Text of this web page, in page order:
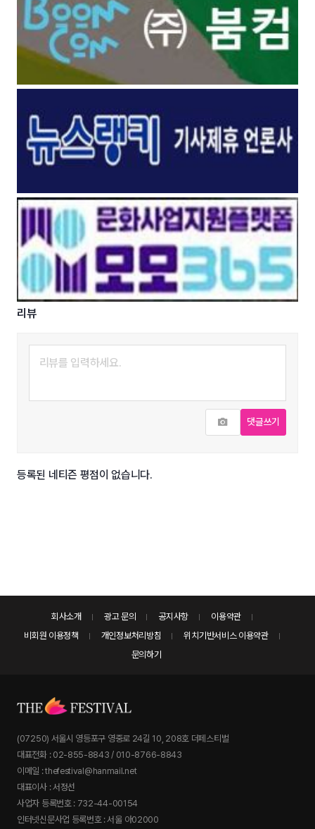
리뷰
사진추가
댓글쓰기
등록된 네티즌 평점이 없습니다.
회사소개 광고 문의 공지사항
이용약관
비회원 이용정책
개인정보처리방침
위치기반서비스 이용약관
문의하기
(07250) 서울시 영등포구 영중로 24길 10, 208호 더페스티벌
대표전화 : 02-855-8843 / 010-8766-8843
이메일 : thefestival@hanmail.net
대표이사 : 서정선
사업자 등록번호 : 732-44-00154
인터넷신문사업 등록번호 : 서울 아02000